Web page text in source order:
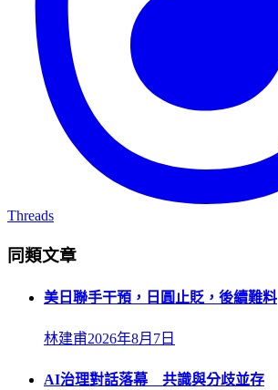
Threads
同類文章
美日聯手干預，日圓止貶，後續難料
林建甫2026年8月7日
AI治理對話落幕 共識與分歧並存